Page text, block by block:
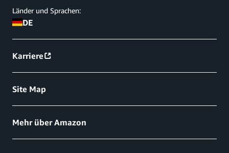
Länder und Sprachen:
DE
Karriere
Site Map
Mehr über Amazon